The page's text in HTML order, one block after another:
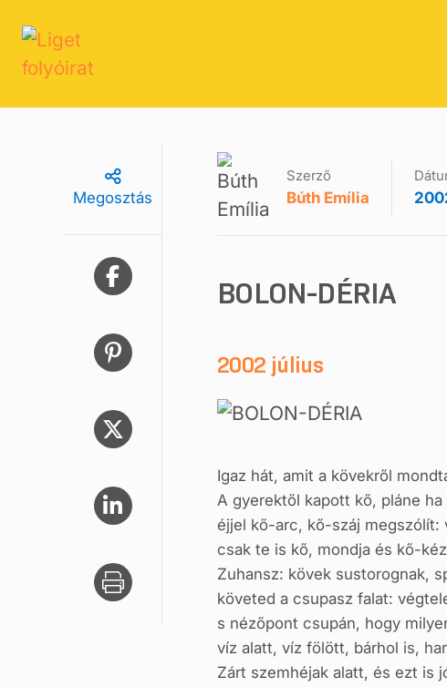
Megosztás
Szerző
Búth Emília
BOLON-DÉRIA
2002 július
Igaz hát, amit a kövekről
A gyerektől kapott kő, pláne ha
éjjel kő-arc, kő-száj megszólít:
csak te is kő, mondja és kő-
Zuhansz: kövek sustorognak,
követed a csupasz falat:
s nézőpont csupán, hogy
víz alatt, víz fölött, bárhol is,
Zárt szemhéjak alatt, és ezt is